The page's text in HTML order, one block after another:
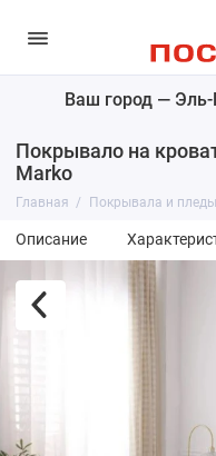
Ваш город —
Покрывало на
Marko
Главная Покрывала и пледы
Описание